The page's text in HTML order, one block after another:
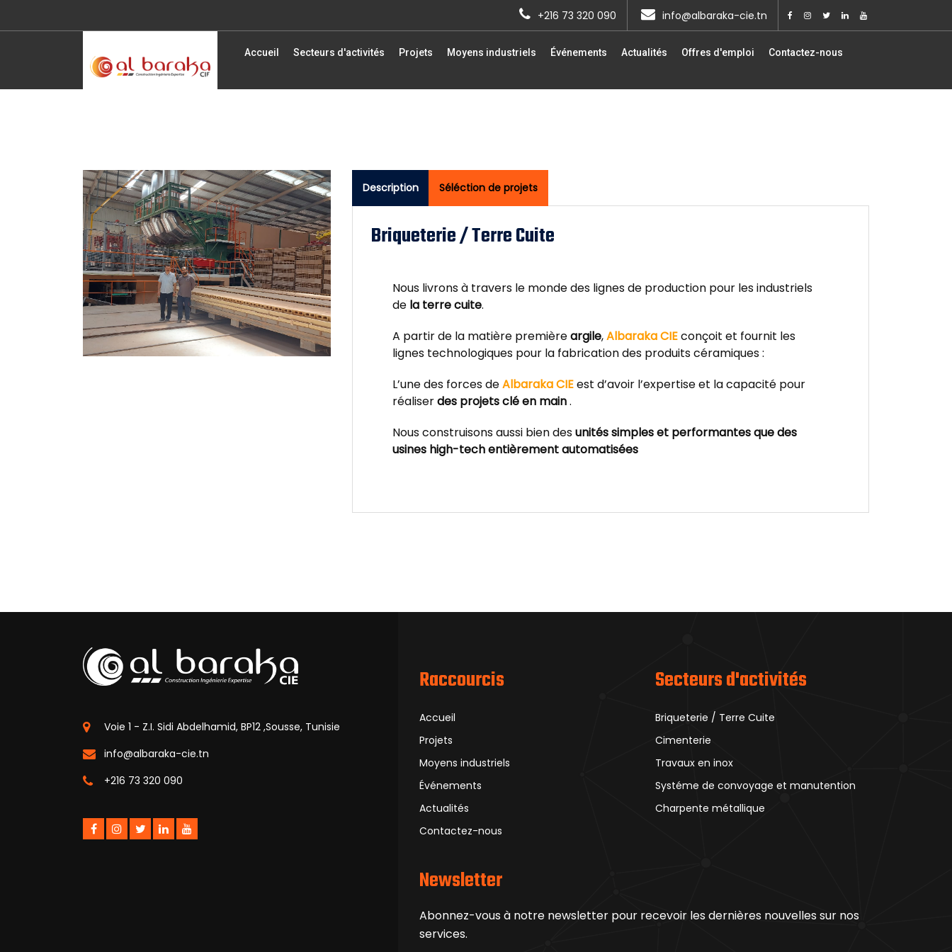
+216 73 320 090 info@albaraka-cie.tn
Accueil Secteurs d'activités Projets Moyens industriels Événements Actualités Offres d'emploi Contactez-nous
Description Séléction de projets
Briqueterie / Terre Cuite
Nous livrons à travers le monde des lignes de production pour les industriels
de la terre cuite.
A partir de la matière premièreargile,Albaraka CIEconçoit et fournit les
lignes technologiques pour la fabrication des produits céramiques :
L’une des forces deAlbaraka CIEest d’avoir l’expertise et la capacité pour
réaliserdes projets clé en main.
Nous construisons aussi bien desunités simples et performantes que des
usines high-tech entièrement automatisées
Voie 1 - Z.I. Sidi Abdelhamid, BP12 ,Sousse, Tunisie
info@albaraka-cie.tn
+216 73 320 090
Raccourcis
Accueil
Projets
Moyens industriels
Événements
Actualités
Contactez-nous
Secteurs d'activités
Briqueterie / Terre Cuite
Cimenterie
Travaux en inox
Systéme de convoyage et manutention
Charpente métallique
Newsletter
Abonnez-vous à notre newsletter pour recevoir les dernières nouvelles sur nos
services.